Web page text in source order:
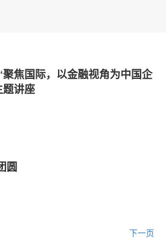
焦国际，以金融视角为中国企
讲座
圆
下一页